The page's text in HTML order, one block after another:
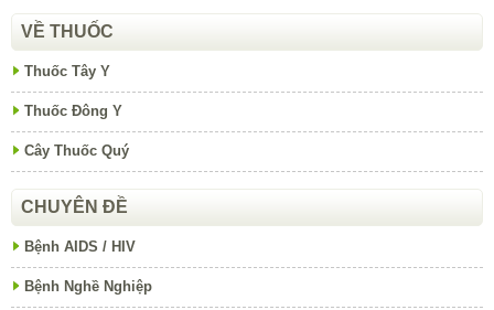
VỀ THUỐC
Thuốc Tây Y
Thuốc Đông Y
Cây Thuốc Quý
CHUYÊN ĐỀ
Bệnh AIDS / HIV
Bệnh Nghề Nghiệp